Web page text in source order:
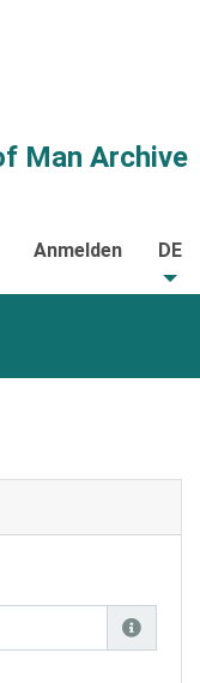
Man Archive
Anmelden DE